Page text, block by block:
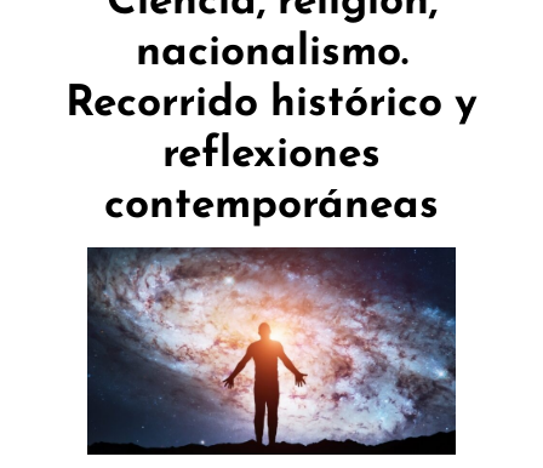
nacionalismo.
Recorrido histórico y
reflexiones
contemporáneas